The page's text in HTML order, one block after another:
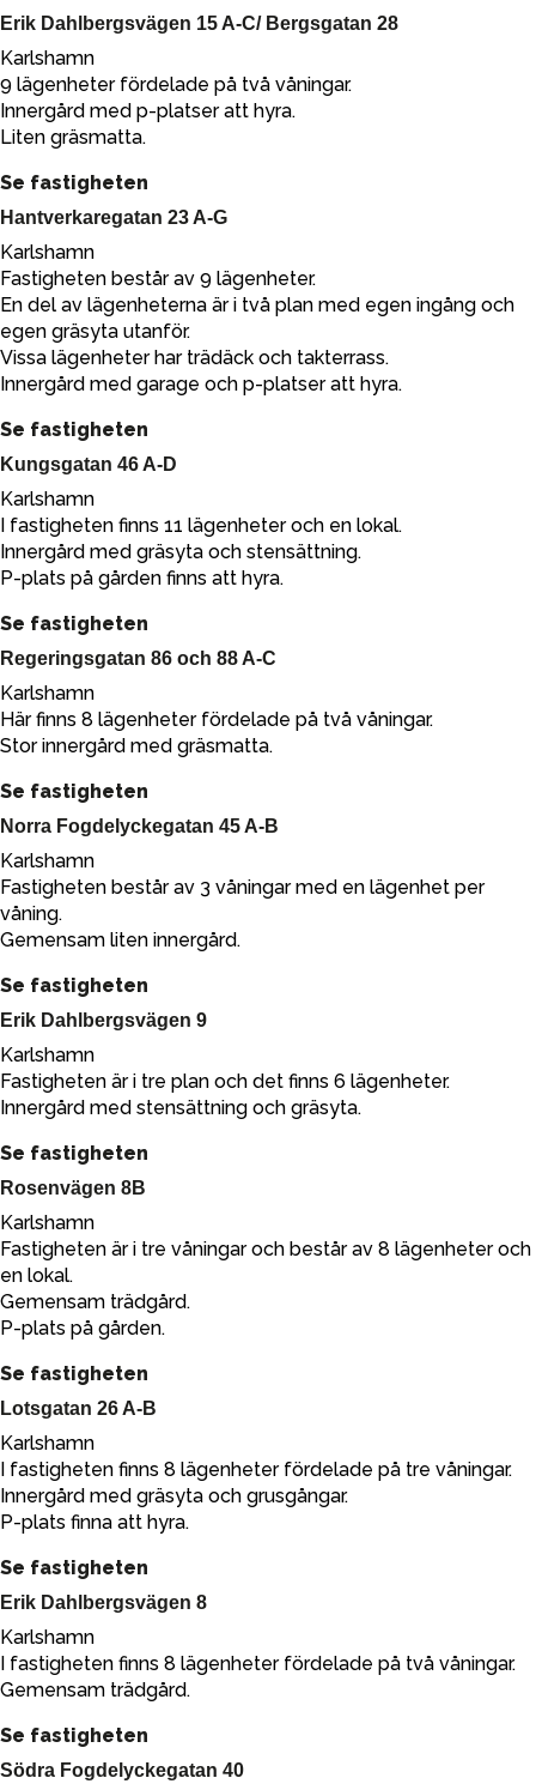
Erik Dahlbergsvägen 15 A-C/ Bergsgatan 28
Karlshamn
9 lägenheter fördelade på två våningar.
Innergård med p-platser att hyra.
Liten gräsmatta.
Se fastigheten
Hantverkaregatan 23 A-G
Karlshamn
Fastigheten består av 9 lägenheter.
En del av lägenheterna är i två plan med egen ingång och
egen gräsyta utanför.
Vissa lägenheter har trädäck och takterrass.
Innergård med garage och p-platser att hyra.
Se fastigheten
Kungsgatan 46 A-D
Karlshamn
I fastigheten finns 11 lägenheter och en lokal.
Innergård med gräsyta och stensättning.
P-plats på gården finns att hyra.
Se fastigheten
Regeringsgatan 86 och 88 A-C
Karlshamn
Här finns 8 lägenheter fördelade på två våningar.
Stor innergård med gräsmatta.
Se fastigheten
Norra Fogdelyckegatan 45 A-B
Karlshamn
Fastigheten består av 3 våningar med en lägenhet per
våning.
Gemensam liten innergård.
Se fastigheten
Erik Dahlbergsvägen 9
Karlshamn
Fastigheten är i tre plan och det finns 6 lägenheter.
Innergård med stensättning och gräsyta.
Se fastigheten
Rosenvägen 8B
Karlshamn
Fastigheten är i tre våningar och består av 8 lägenheter och
en lokal.
Gemensam trädgård.
P-plats på gården.
Se fastigheten
Lotsgatan 26 A-B
Karlshamn
I fastigheten finns 8 lägenheter fördelade på tre våningar.
Innergård med gräsyta och grusgångar.
P-plats finna att hyra.
Se fastigheten
Erik Dahlbergsvägen 8
Karlshamn
I fastigheten finns 8 lägenheter fördelade på två våningar.
Gemensam trädgård.
Se fastigheten
Södra Fogdelyckegatan 40